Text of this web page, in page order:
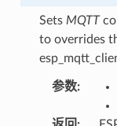
Sets MQTT
to overrides
参数: